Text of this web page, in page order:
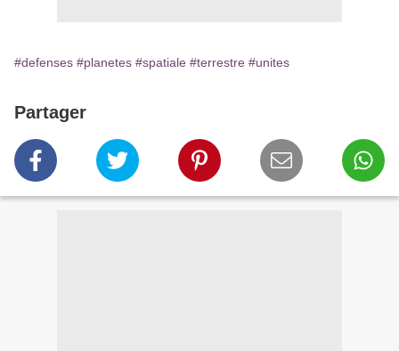
#defenses #planetes #spatiale #terrestre #unites
Partager